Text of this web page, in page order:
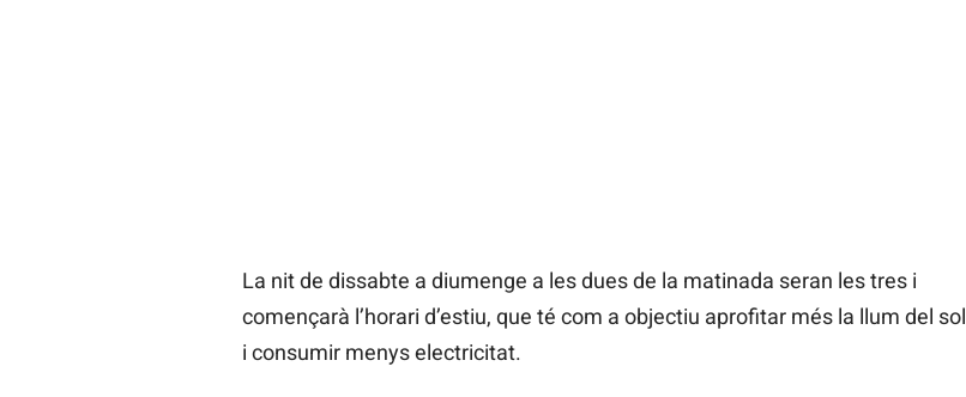
La nit de dissabte a diumenge a les dues de la matinada seran les tres i
començarà l’horari d’estiu, que té com a objectiu aprofitar més la llum del sol
i consumir menys electricitat.